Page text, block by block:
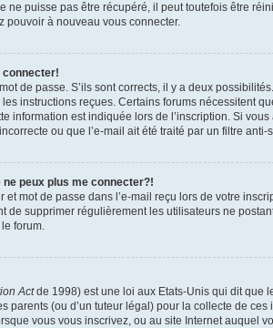
ne puisse pas être récupéré, il peut toutefois être
pouvoir à nouveau vous connecter.
connecter!
de passe. S’ils sont corrects, il y a deux
instructions reçues. Certains forums nécessitent
information est indiquée lors de l’inscription. Si
ou que l’e-mail ait été traité par un filtre
peux plus me connecter?!
et mot de passe dans l’e-mail reçu lors de votre
de supprimer régulièrement les utilisateurs ne
forum.
Actde 1998) est une loi aux Etats-Unis qui dit que
parents (ou d’un tuteur légal) pour la collecte de
vous vous inscrivez, ou au site Internet auquel